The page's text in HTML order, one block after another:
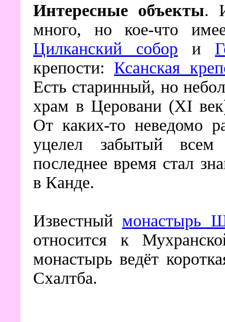
Интересные объекты.
много, но кое-что
Цилканский собор и
крепости: Ксанская
Есть старинный, но
храм в Церовани (XI
От каких-то неведомо
уцелел забытый
последнее время стал
в Канде.
Известныймонастырь
относится к
монастырь ведёт
Схалтба.